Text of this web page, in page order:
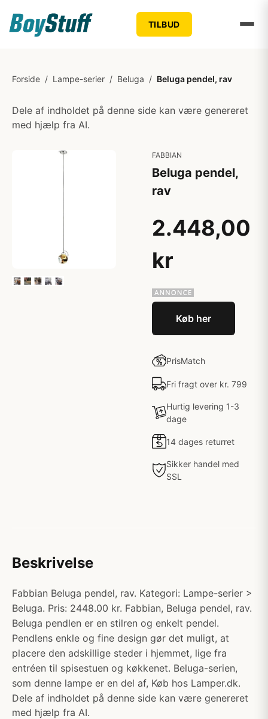
TILBUD
Forside / Lampe-serier / Beluga / Beluga pendel, rav
Dele af indholdet på denne side kan være genereret
med hjælp fra AI.
FABBIAN
Beluga pendel,
rav
2.448,00
kr
Køb her
PrisMatch
Fri fragt over kr. 799
Hurtig levering 1-3
dage
14 dages returret
Sikker handel med
SSL
Beskrivelse
Fabbian Beluga pendel, rav. Kategori: Lampe-serier >
Beluga. Pris: 2448.00 kr. Fabbian, Beluga pendel, rav.
Beluga pendlen er en stilren og enkelt pendel.
Pendlens enkle og fine design gør det muligt, at
placere den adskillige steder i hjemmet, lige fra
entréen til spisestuen og køkkenet. Beluga-serien,
som denne lampe er en del af, Køb hos Lamper.dk.
Dele af indholdet på denne side kan være genereret
med hjælp fra AI.